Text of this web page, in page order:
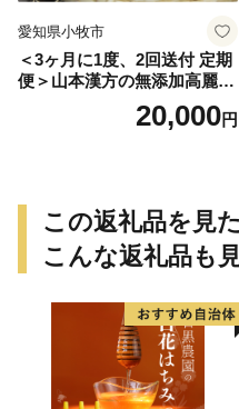
愛知県小牧市
＜3ヶ月に1度、2回送付 定期
便＞山本漢方の無添加高麗人
20,000円
この返礼品を見
こんな返礼品も